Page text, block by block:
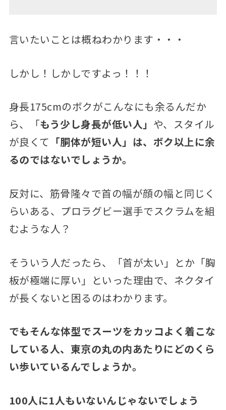
言いたいことは概ねわかります・・・
しかし！しかしですよっ！！！
身長175cmのボクがこんなにも余るんだか
ら、「もう少し身長が低い人」 や、スタイル
が良くて 「胴体が短い人」は、ボク以上に余
るのではないでしょうか。
反対に、筋骨隆々で首の幅が顔の幅と同じく
らいある、プロラグビー選手でスクラムを組
むような人？
そういう人だったら、「首が太い」とか「胸
板が極端に厚い」といった理由で、ネクタイ
が長くないと困るのはわかります。
でもそんな体型でスーツをカッコよく着こな
している人、東京の丸の内あたりにどのくら
い歩いているんでしょうか。
100人に1人もいないんじゃないでしょう